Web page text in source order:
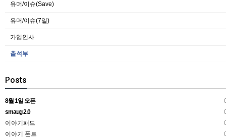
유머/이슈(Save)
유머/이슈(7일)
가입인사
출석부
Posts
8월 1일 오픈
smaug 2.0
이야기패드
이야기 폰트